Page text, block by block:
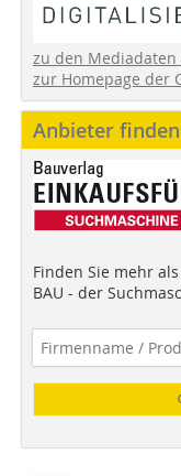
zu den Mediadaten
zur Homepage der
Anbieter finden
Finden Sie mehr als
BAU - der